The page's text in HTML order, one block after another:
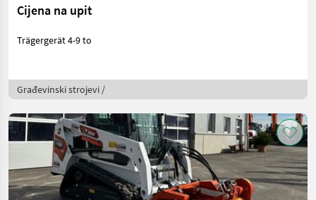
Cijena na upit
Trägergerät 4-9 to
Građevinski strojevi /